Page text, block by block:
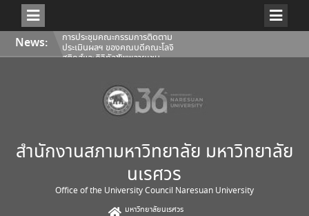
Skip
content
News: การประชุมคณะกรรมการติดตาม
ประเมินผลฯ ของคณบดีคณะโลจิ
สติกส์และดิจิทัลซัพพลายเชน
ครั้งที่ 350 (8/2569) วันเสาร์ที่ 1
สิงหาคม 2569
การประชุมคณะกรรมการติดตาม
ประเมินผลฯ ของคณบดีคณะ
สำนักงานสภามหาวิทยาลัย มหาวิทยาลัย
นเรศวร
Office of the University Council Naresuan University
มหาวิทยาลัยนเรศวร